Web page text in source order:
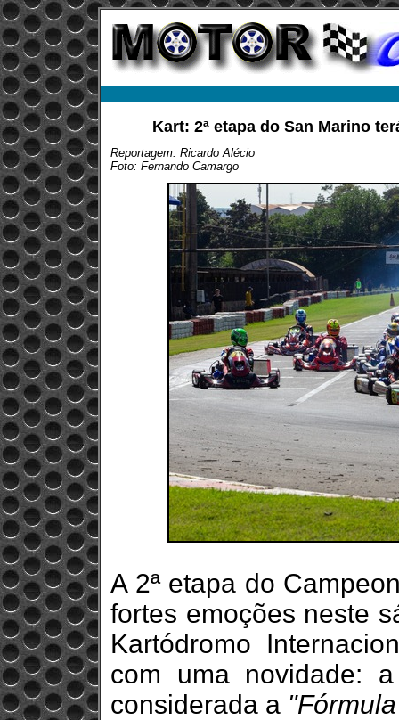
Kart: 2ª etapa do San Marino
Reportagem: Ricardo Alécio
Foto: Fernando Camargo
A 2ª etapa do
fortes emoções neste
Kartódromo
com uma novidade:
considerada a